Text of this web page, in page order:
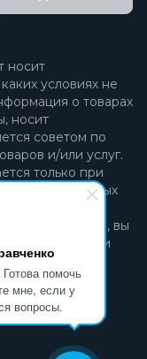
помочь
мне, если у
вопросы.
носит
условиях не
о товарах
носит
советом по
и/или услуг.
только при
для поисковых
адрес
сайтом, вы
данных
и
cookie.